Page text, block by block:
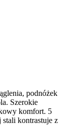
podnóżek
Szerokie
komfort. 5
stali kontrastuje z